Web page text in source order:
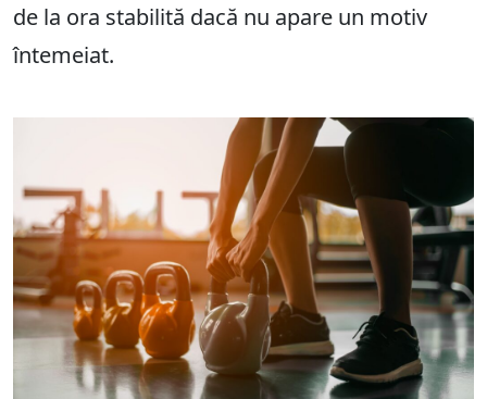
de la ora stabilită dacă nu apare un motiv
întemeiat.